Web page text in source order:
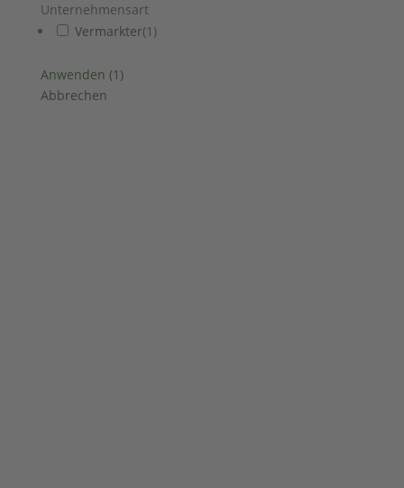
Unternehmensart
Vermarkter(1 )
Anwenden (1 )
Abbrechen